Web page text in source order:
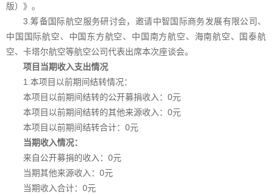
版）》。
3.筹备国际航空服务研讨会，邀请中智国际商务发展有限公司、
中国国际航空、中国东方航空、中国南方航空、海南航空、国泰航
空、卡塔尔航空等航空公司代表出席本次座谈会。
项目当期收入支出情况
1.本项目以前期间结转情况：
本项目以前期间结转的公开募捐收入：0元
本项目以前期间结转的其他来源收入：0元
本项目以前期间结转合计： 0元
当期收入情况：
来自公开募捐的收入：0元
当期其他来源收入：0元
当期收入合计：0元